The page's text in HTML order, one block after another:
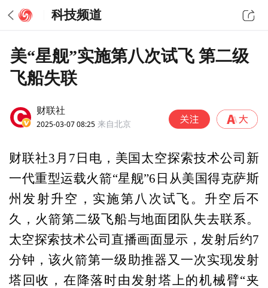
科技频道
美“星舰”实施第八次试飞 第二级
飞船失联
财联社
2025-03-07 08:25 来自北京
财联社3月7日电，美国太空探索技术公司新
一代重型运载火箭“星舰”6日从美国得克萨斯
州发射升空，实施第八次试飞。升空后不
久，火箭第二级飞船与地面团队失去联系。
太空探索技术公司直播画面显示，发射后约7
分钟，该火箭第一级助推器又一次实现发射
塔回收，在降落时由发射塔上的机械臂“夹